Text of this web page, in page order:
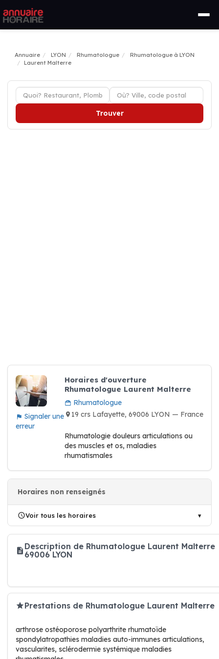
Annuaire LYON Rhumatologue
Rhumatologue à LYON
Laurent Malterre
Trouver
Signaler une
erreur
Horaires d'ouverture
Rhumatologue Laurent Malterre
Rhumatologue
19 crs Lafayette, 69006 LYON — France
Rhumatologie douleurs articulations ou
des muscles et os, maladies
rhumatismales
Horaires non renseignés
Voir tous les horaires
Description de Rhumatologue Laurent Malterre
69006 LYON
Prestations de Rhumatologue Laurent Malterre
arthrose ostéoporose polyarthrite rhumatoïde
spondylatropathies maladies auto-immunes articulations,
vascularites, sclérodermie systémique maladies